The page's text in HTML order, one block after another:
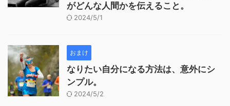
がどんな人間かを伝えること。
2024/5/1
おまけ
なりたい自分になる方法は、意外にシ
ンプル。
2024/5/2